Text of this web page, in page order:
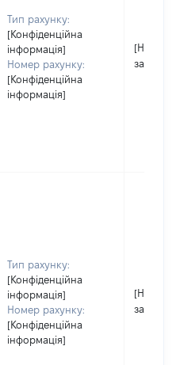
Тип рахунку:
[Конфіденційна
інформація]
Номер рахунку:
[Конфіденційна
інформація]
[Не
Тип рахунку:
[Конфіденційна
інформація]
Номер рахунку:
[Конфіденційна
інформація]
[Не